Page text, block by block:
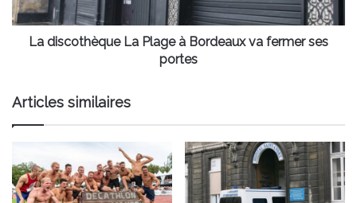
fermer
ses
portesLa discothèque La Plage à Bordeaux va fermer ses
portes
Articles similaires